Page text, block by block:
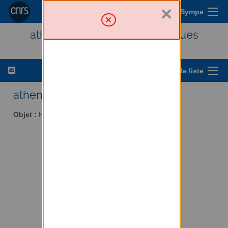
Menu Sympa
athena - Histoire des techniques
Options de liste
athena AT services.cnrs.fr
Objet : Histoire des techniques
×